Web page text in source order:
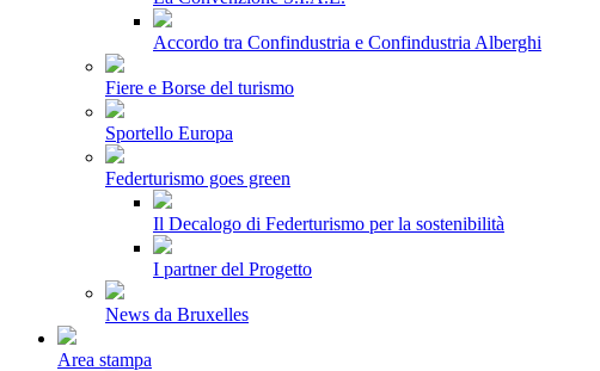
Accordo tra Confindustria e Confindustria Alberghi
Fiere e Borse del turismo
Sportello Europa
Federturismo goes green
Il Decalogo di Federturismo per la sostenibilità
I partner del Progetto
News da Bruxelles
Area stampa